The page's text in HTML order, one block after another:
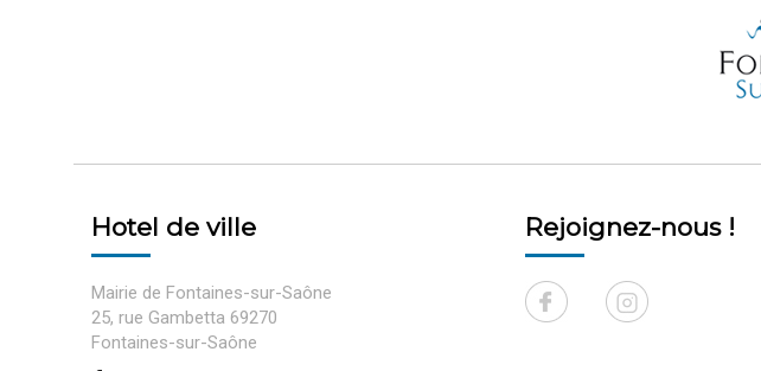
Hotel de ville
Mairie de Fontaines-sur-Saône
25, rue Gambetta 69270
Fontaines-sur-Saône
Rejoignez-nous !